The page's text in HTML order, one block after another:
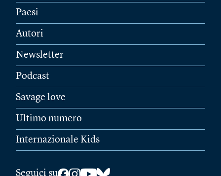
Paesi
Autori
Newsletter
Podcast
Savage love
Ultimo numero
Internazionale Kids
Seguici su